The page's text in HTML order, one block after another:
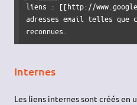
liens : [[http://
adresses email telles que
reconnues.
Internes
Les liens internes sont créés en